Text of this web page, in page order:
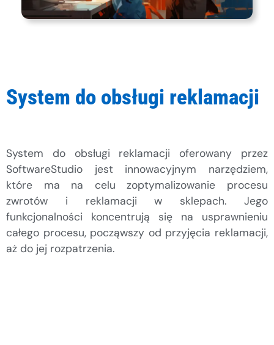
System do obsługi reklamacji
System do obsługi reklamacji oferowany przez
SoftwareStudio jest innowacyjnym narzędziem,
które ma na celu zoptymalizowanie procesu
zwrotów i reklamacji w sklepach. Jego
funkcjonalności koncentrują się na usprawnieniu
całego procesu, począwszy od przyjęcia reklamacji,
aż do jej rozpatrzenia.